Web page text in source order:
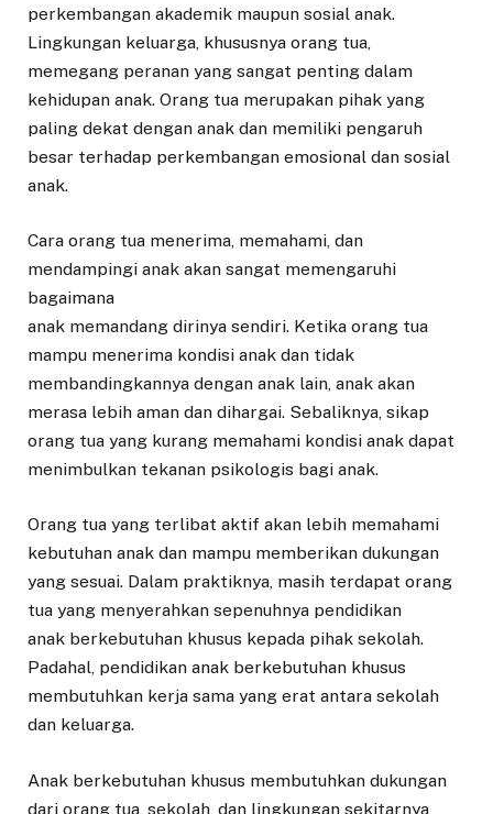
perkembangan akademik maupun sosial anak.
Lingkungan keluarga, khususnya orang tua,
memegang peranan yang sangat penting dalam
kehidupan anak. Orang tua merupakan pihak yang
paling dekat dengan anak dan memiliki pengaruh
besar terhadap perkembangan emosional dan sosial
anak.
Cara orang tua menerima, memahami, dan
mendampingi anak akan sangat memengaruhi
bagaimana
anak memandang dirinya sendiri. Ketika orang tua
mampu menerima kondisi anak dan tidak
membandingkannya dengan anak lain, anak akan
merasa lebih aman dan dihargai. Sebaliknya, sikap
orang tua yang kurang memahami kondisi anak dapat
menimbulkan tekanan psikologis bagi anak.
Orang tua yang terlibat aktif akan lebih memahami
kebutuhan anak dan mampu memberikan dukungan
yang sesuai. Dalam praktiknya, masih terdapat orang
tua yang menyerahkan sepenuhnya pendidikan
anak berkebutuhan khusus kepada pihak sekolah.
Padahal, pendidikan anak berkebutuhan khusus
membutuhkan kerja sama yang erat antara sekolah
dan keluarga.
Anak berkebutuhan khusus membutuhkan dukungan
dari orang tua, sekolah, dan lingkungan sekitarnya